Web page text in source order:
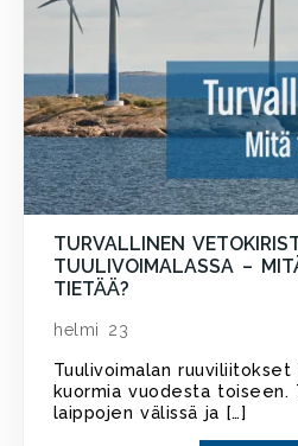
TURVALLINEN
TUULIVOIMALASSA –
TIETÄÄ?
helmi 23
Tuulivoimalan
kuormia vuodesta toiseen.
laippojen välissä ja […]